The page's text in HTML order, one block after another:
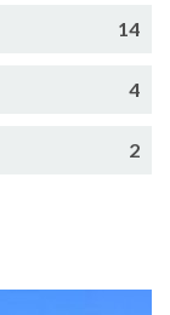
14
4
2